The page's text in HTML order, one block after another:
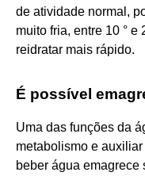
de atividade normal,
muito fria, entre 10 ° e
reidratar mais rápido.
É possível
Uma das funções da
metabolismo e
beber água emagrece